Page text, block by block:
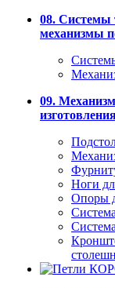
08. Системы
механизмы
09.
Ноги
Опоры